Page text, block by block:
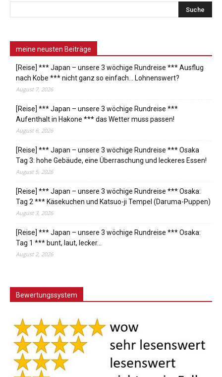
meine neusten Beiträge
[Reise] *** Japan – unsere 3 wöchige Rundreise *** Ausflug
nach Kobe *** nicht ganz so einfach… Lohnenswert?
August 7, 2026
[Reise] *** Japan – unsere 3 wöchige Rundreise ***
Aufenthalt in Hakone *** das Wetter muss passen!
August 6, 2026
[Reise] *** Japan – unsere 3 wöchige Rundreise *** Osaka
Tag 3: hohe Gebäude, eine Überraschung und leckeres Essen!
August 5, 2026
[Reise] *** Japan – unsere 3 wöchige Rundreise *** Osaka:
Tag 2 *** Käsekuchen und Katsuo-ji Tempel (Daruma-Puppen)
August 3, 2026
[Reise] *** Japan – unsere 3 wöchige Rundreise *** Osaka:
Tag 1 *** bunt, laut, lecker…
August 2, 2026
Bewertungssystem